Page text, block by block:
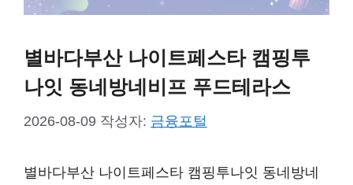
별바다부산 나이트페스타 캠핑투
나잇 동네방네비프 푸드테라스
2026-08-09 작성자: 금융포털
별바다부산 나이트페스타 캠핑투나잇 동네방네